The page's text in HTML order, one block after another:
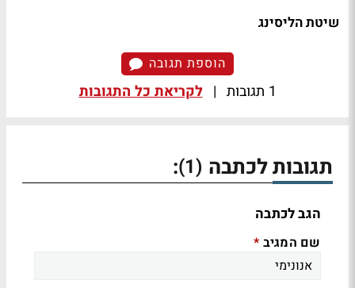
שיטת הליסינג
הוספת תגובה
1 תגובות | לקריאת כל התגובות
תגובות לכתבה (1)
:
הגב לכתבה
שם המגיב *